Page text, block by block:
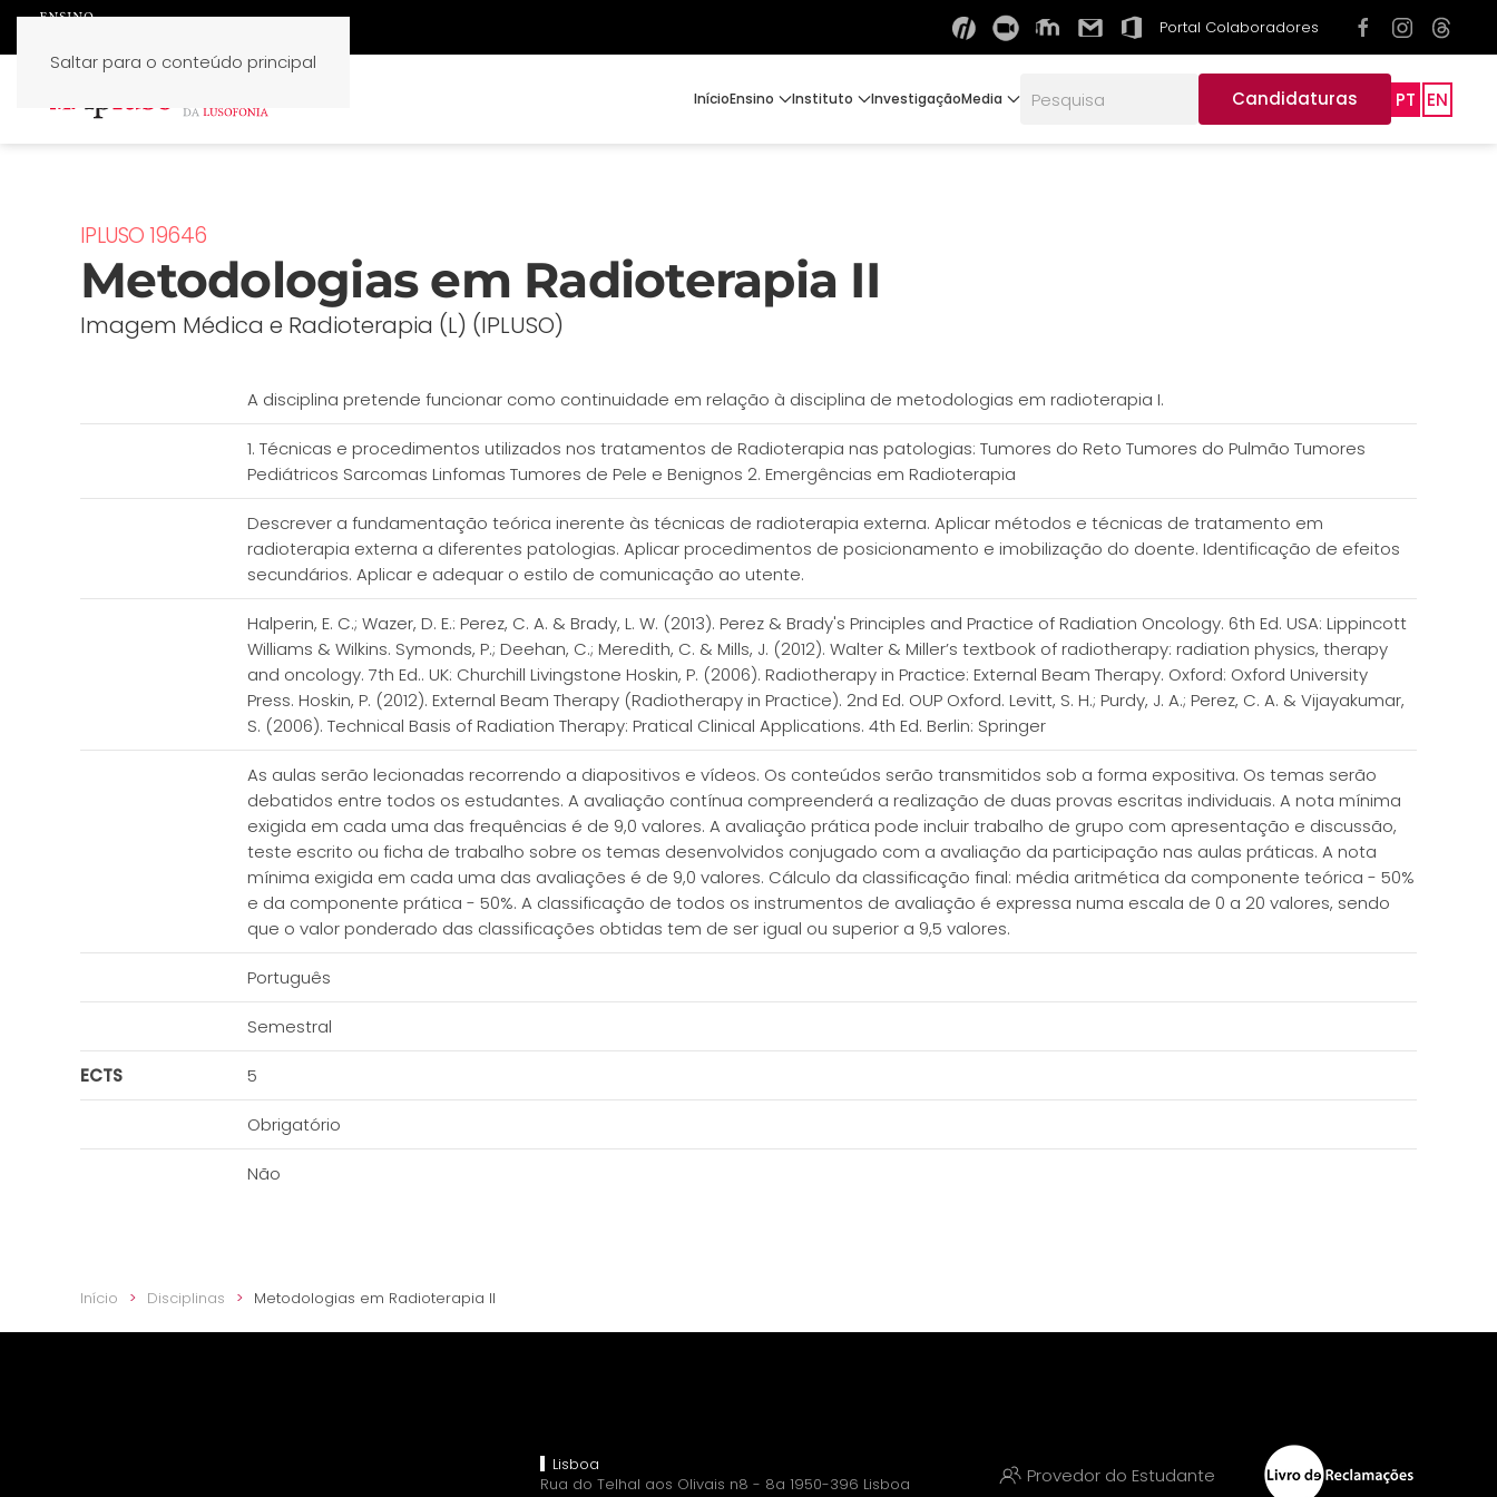
Saltar para o conteúdo principal
Portal Colaboradores
InícioEnsino Instituto InvestigaçãoMedia Candidaturas PT EN
IPLUSO 19646
Metodologias em Radioterapia II
Imagem Médica e Radioterapia (L) (IPLUSO)
A disciplina pretende funcionar como continuidade em relação à disciplina de metodologias em radioterapia I.
1. Técnicas e procedimentos utilizados nos tratamentos de Radioterapia nas patologias: Tumores do Reto Tumores do Pulmão Tumores
Pediátricos Sarcomas Linfomas Tumores de Pele e Benignos 2. Emergências em Radioterapia
Descrever a fundamentação teórica inerente às técnicas de radioterapia externa. Aplicar métodos e técnicas de tratamento em
radioterapia externa a diferentes patologias. Aplicar procedimentos de posicionamento e imobilização do doente. Identificação de efeitos
secundários. Aplicar e adequar o estilo de comunicação ao utente.
Halperin, E. C.; Wazer, D. E.: Perez, C. A. & Brady, L. W. (2013). Perez & Brady's Principles and Practice of Radiation Oncology. 6th Ed. USA: Lippincott
Williams & Wilkins. Symonds, P.; Deehan, C.; Meredith, C. & Mills, J. (2012). Walter & Miller’s textbook of radiotherapy: radiation physics, therapy
and oncology. 7th Ed.. UK: Churchill Livingstone Hoskin, P. (2006). Radiotherapy in Practice: External Beam Therapy. Oxford: Oxford University
Press. Hoskin, P. (2012). External Beam Therapy (Radiotherapy in Practice). 2nd Ed. OUP Oxford. Levitt, S. H.; Purdy, J. A.; Perez, C. A. & Vijayakumar,
S. (2006). Technical Basis of Radiation Therapy: Pratical Clinical Applications. 4th Ed. Berlin: Springer
As aulas serão lecionadas recorrendo a diapositivos e vídeos. Os conteúdos serão transmitidos sob a forma expositiva. Os temas serão
debatidos entre todos os estudantes. A avaliação contínua compreenderá a realização de duas provas escritas individuais. A nota mínima
exigida em cada uma das frequências é de 9,0 valores. A avaliação prática pode incluir trabalho de grupo com apresentação e discussão,
teste escrito ou ficha de trabalho sobre os temas desenvolvidos conjugado com a avaliação da participação nas aulas práticas. A nota
mínima exigida em cada uma das avaliações é de 9,0 valores. Cálculo da classificação final: média aritmética da componente teórica - 50%
e da componente prática - 50%. A classificação de todos os instrumentos de avaliação é expressa numa escala de 0 a 20 valores, sendo
que o valor ponderado das classificações obtidas tem de ser igual ou superior a 9,5 valores.
Português
Semestral
ECTS 5
Obrigatório
Não
Início Disciplinas Metodologias em Radioterapia II
Lisboa
Rua do Telhal aos Olivais n8 - 8a 1950-396 Lisboa
Provedor do Estudante